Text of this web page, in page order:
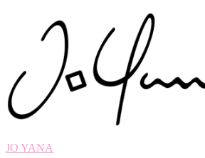
JO YANA